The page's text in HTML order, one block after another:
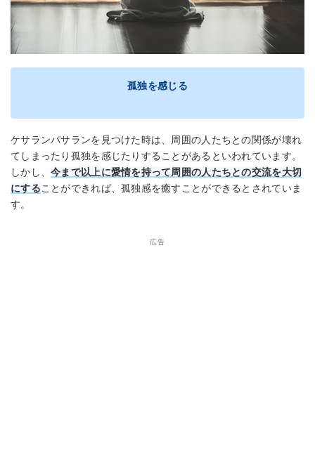
孤独を感じる
ケサランパサランを見つけた時は、周囲の人たちとの関係が壊れ
てしまったり孤独を感じたりすることがあるといわれています。
しかし、今まで以上に愛情を持って周囲の人たちとの交流を大切
にすることができれば、孤独感を癒すことができるとされていま
す。
広告